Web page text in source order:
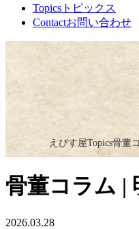
Topics トピックス
Contactお問い合わせ
えびす屋Topics骨董
骨董コラム |
2026.03.28